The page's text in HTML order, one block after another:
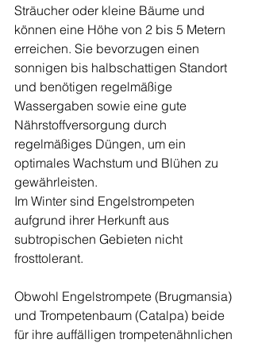
Sträucher oder kleine Bäume und
können eine Höhe von 2 bis 5 Metern
erreichen. Sie bevorzugen einen
sonnigen bis halbschattigen Standort
und benötigen regelmäßige
Wassergaben sowie eine gute
Nährstoffversorgung durch
regelmäßiges Düngen, um ein
optimales Wachstum und Blühen zu
gewährleisten.
Im Winter sind Engelstrompeten
aufgrund ihrer Herkunft aus
subtropischen Gebieten nicht
frosttolerant.
Obwohl Engelstrompete (Brugmansia)
und Trompetenbaum (Catalpa) beide
für ihre auffälligen trompetenähnlichen